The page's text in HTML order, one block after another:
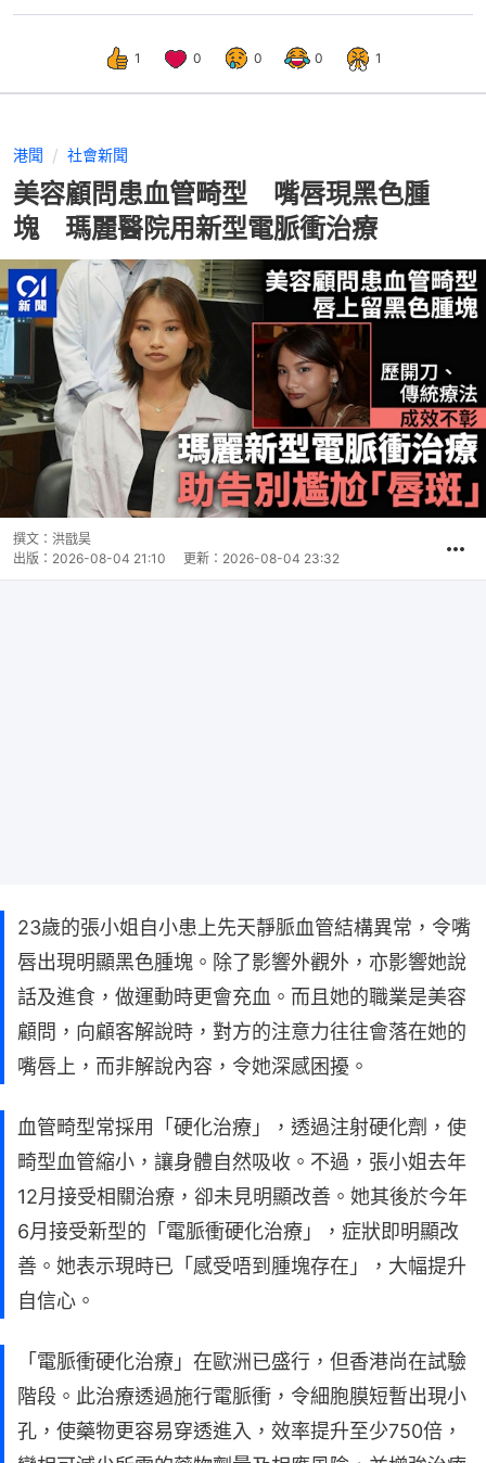
1 0 0 0 1
港聞 社會新聞
美容顧問患血管畸型 嘴唇現黑色腫
塊 瑪麗醫院用新型電脈衝治療
撰文： 洪戩昊
出版： 2026-08-04 21:10 更新： 2026-08-04 23:32
23歲的張小姐自小患上先天靜脈血管結構異常，令嘴
唇出現明顯黑色腫塊。除了影響外觀外，亦影響她說
話及進食，做運動時更會充血。而且她的職業是美容
顧問，向顧客解說時，對方的注意力往往會落在她的
嘴唇上，而非解說內容，令她深感困擾。
血管畸型常採用「硬化治療」，透過注射硬化劑，使
畸型血管縮小，讓身體自然吸收。不過，張小姐去年
12月接受相關治療，卻未見明顯改善。她其後於今年
6月接受新型的「電脈衝硬化治療」，症狀即明顯改
善。她表示現時已「感受唔到腫塊存在」，大幅提升
自信心。
「電脈衝硬化治療」在歐洲已盛行，但香港尚在試驗
階段。此治療透過施行電脈衝，令細胞膜短暫出現小
孔，使藥物更容易穿透進入，效率提升至少750倍，